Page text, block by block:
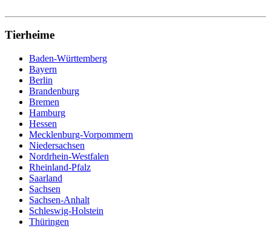
Tierheime
Baden-Württemberg
Bayern
Berlin
Brandenburg
Bremen
Hamburg
Hessen
Mecklenburg-Vorpommern
Niedersachsen
Nordrhein-Westfalen
Rheinland-Pfalz
Saarland
Sachsen
Sachsen-Anhalt
Schleswig-Holstein
Thüringen